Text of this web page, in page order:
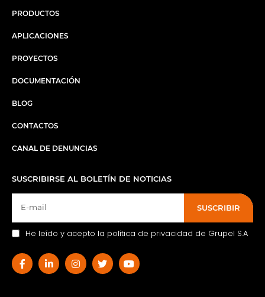
PRODUCTOS
APLICACIONES
PROYECTOS
DOCUMENTACIÓN
BLOG
CONTACTOS
CANAL DE DENUNCIAS
SUSCRIBIRSE AL BOLETÍN DE NOTICIAS
SUSCRIBIR
He leído y acepto la política de privacidad de Grupel S.A